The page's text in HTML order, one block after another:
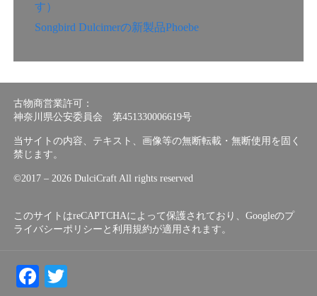
す）
Songbird Dulcimerの新製品Phoebe
古物商営業許可：
神奈川県公安委員会 第451330006619号
当サイトの内容、テキスト、画像等の無断転載・無断使用を固く
禁じます。
©︎2017 – 2026 DulciCraft All rights reserved
このサイトはreCAPTCHAによって保護されており、Googleのプ
ライバシーポリシー と 利用規約が適用されます。
Facebook